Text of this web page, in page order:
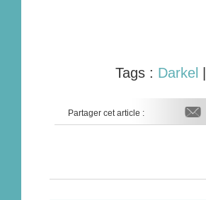
Tags : Darkel
Partager cet article :